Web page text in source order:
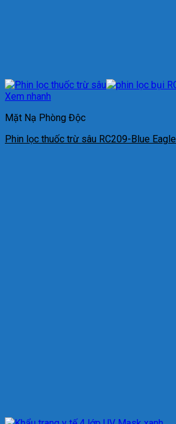
Xem nhanh
Mặt Nạ Phòng Độc
Phin lọc thuốc trừ sâu RC209-Blue Eagle